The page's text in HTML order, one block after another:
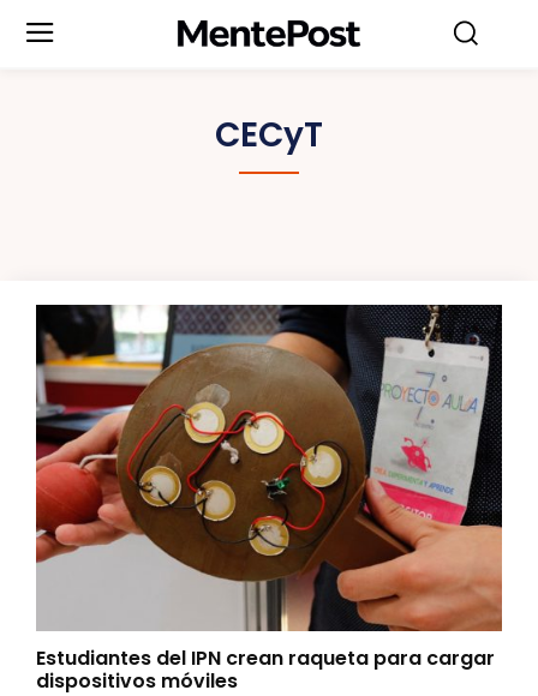
CECyT
Estudiantes del IPN crean raqueta para cargar
dispositivos móviles